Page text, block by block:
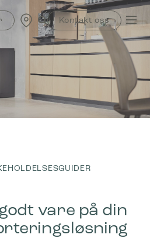
Kontakt oss
vare på din